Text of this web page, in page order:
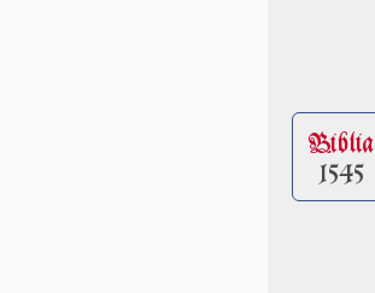
Biblia
1545